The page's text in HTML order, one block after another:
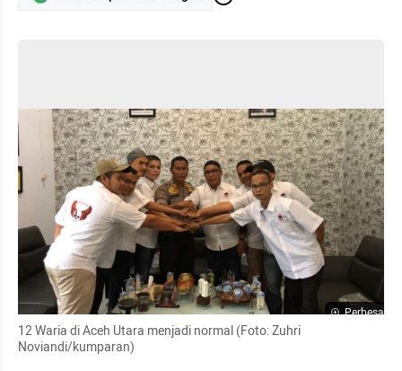
Perbesar
12 Waria di Aceh Utara menjadi normal (Foto: Zuhri
Noviandi/kumparan)